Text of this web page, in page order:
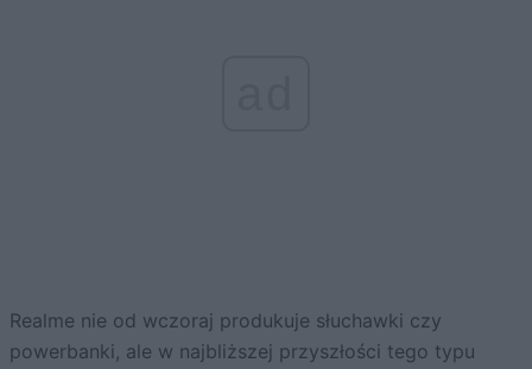
Realme nie od wczoraj produkuje słuchawki czy
powerbanki, ale w najbliższej przyszłości tego typu